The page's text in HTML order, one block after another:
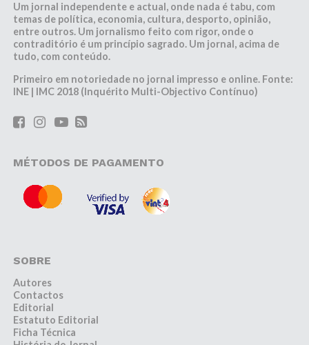
Um jornal independente e actual, onde nada é tabu, com
temas de política, economia, cultura, desporto, opinião,
entre outros. Um jornalismo feito com rigor, onde o
contraditório é um princípio sagrado. Um jornal, acima de
tudo, com conteúdo.
Primeiro em notoriedade no jornal impresso e online. Fonte:
INE | IMC 2018 (Inquérito Multi-Objectivo Contínuo)
MÉTODOS DE PAGAMENTO
SOBRE
Autores
Contactos
Editorial
Estatuto Editorial
Ficha Técnica